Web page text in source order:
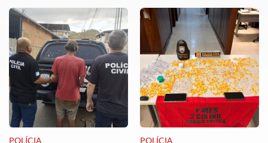
POLÍCIA POLÍCIA